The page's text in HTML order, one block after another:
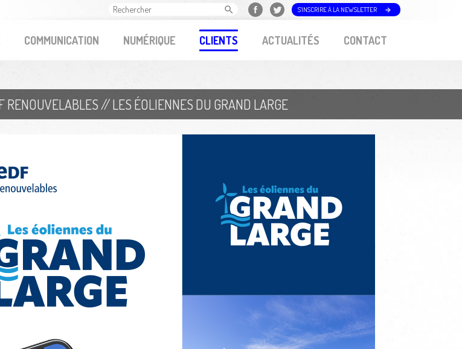
COMMUNICATION NUMÉRIQUE CLIENTS ACTUALITÉS CONTACT
S'INSCRIRE À LA NEWSLETTER
RENOUVELABLES // LES ÉOLIENNES DU GRAND LARGE